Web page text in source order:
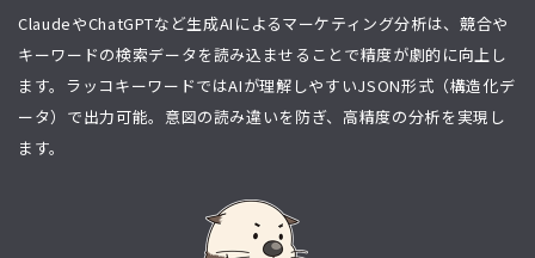
ClaudeやChatGPTなど生成AIによるマーケティング分析は、競合や
キーワードの検索データを読み込ませることで精度が劇的に向上し
ます。ラッコキーワードではAIが理解しやすいJSON形式（構造化デ
ータ）で出力可能。意図の読み違いを防ぎ、高精度の分析を実現し
ます。